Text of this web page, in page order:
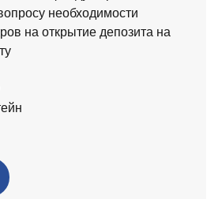
необходимости
на открытие депозита на